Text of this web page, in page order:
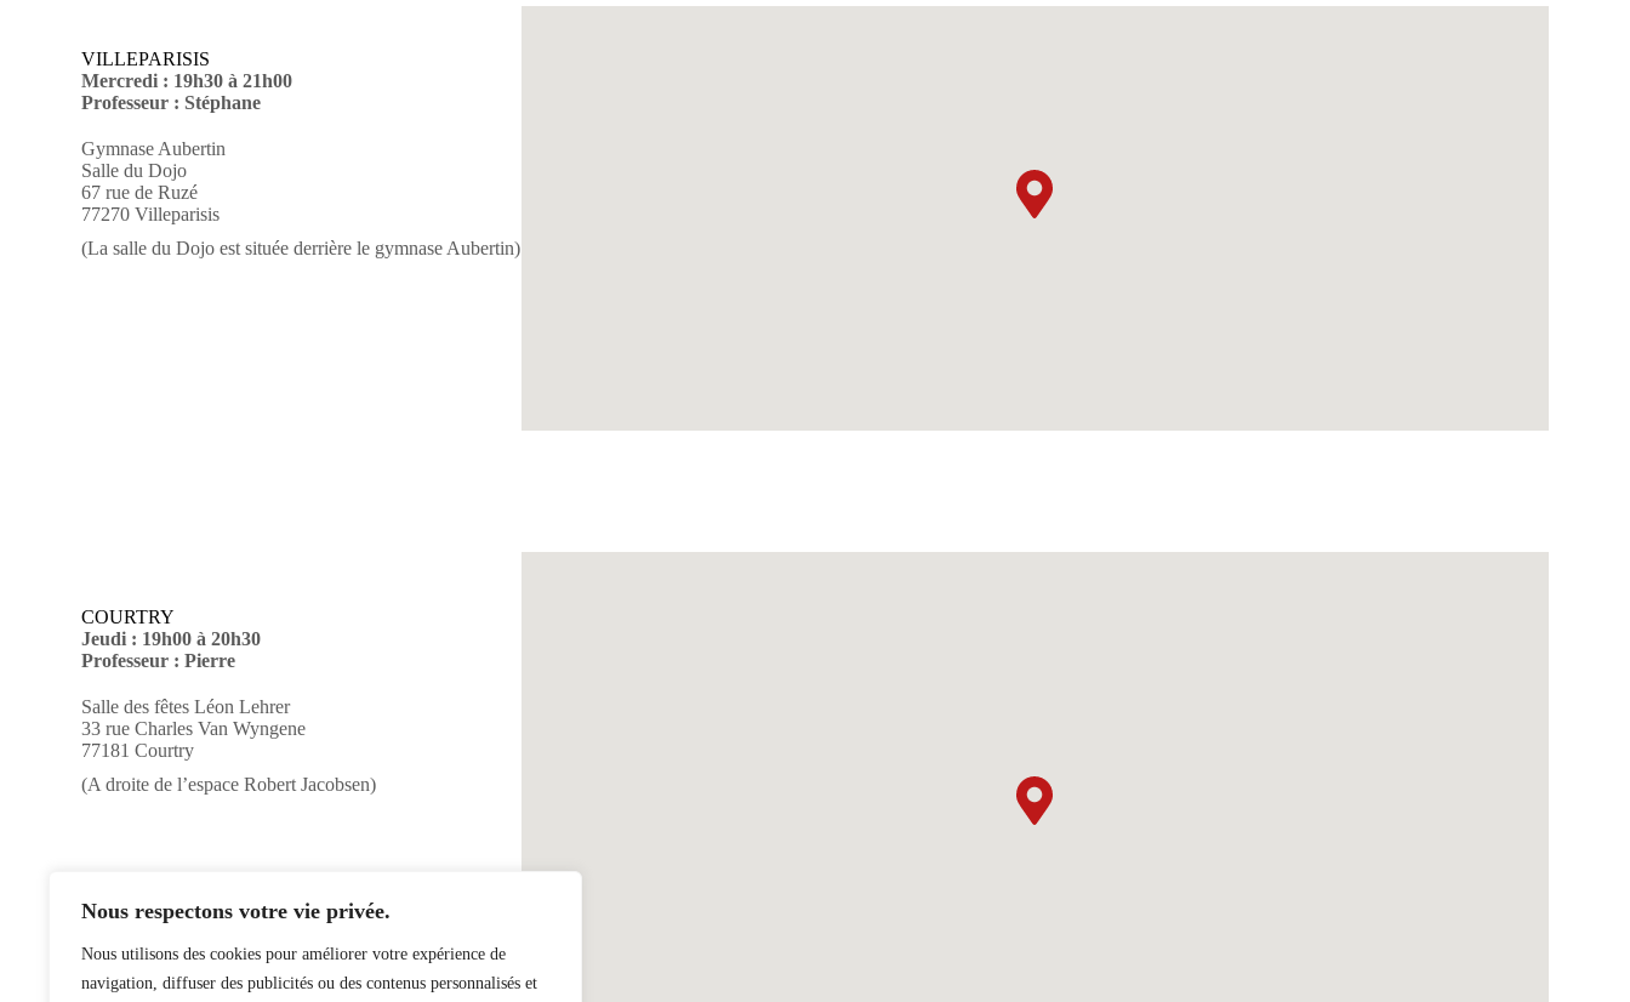
Nous respectons votre vie privée.
Nous utilisons des cookies pour améliorer votre expérience de
navigation, diffuser des publicités ou des contenus personnalisés et
VILLEPARISIS
Mercredi : 19h30 à 21h00
Professeur : Stéphane
Gymnase Aubertin
Salle du Dojo
67 rue de Ruzé
77270 Villeparisis
(La salle du Dojo est située derrière le gymnase Aubertin)
COURTRY
Jeudi : 19h00 à 20h30
Professeur : Pierre
Salle des fêtes Léon Lehrer
33 rue Charles Van Wyngene
77181 Courtry
(A droite de l’espace Robert Jacobsen)